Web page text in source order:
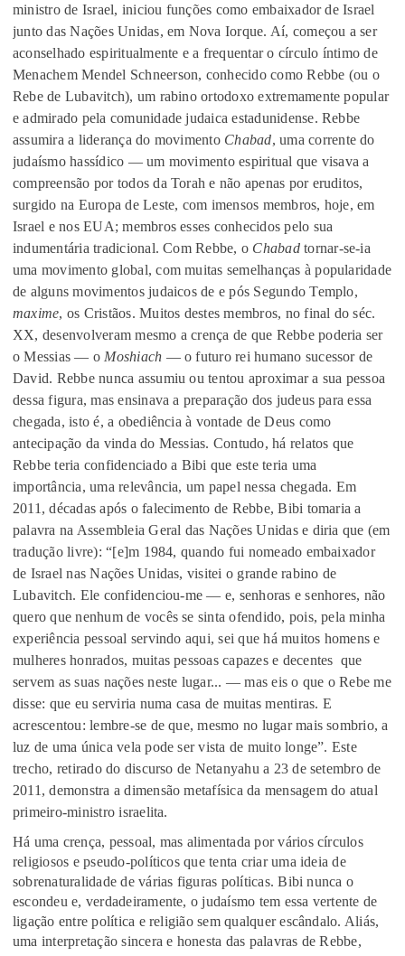
ministro de Israel, iniciou funções como embaixador de Israel
junto das Nações Unidas, em Nova Iorque. Aí, começou a ser
aconselhado espiritualmente e a frequentar o círculo íntimo de
Menachem Mendel Schneerson, conhecido como Rebbe (ou o
Rebe de Lubavitch), um rabino ortodoxo extremamente popular
e admirado pela comunidade judaica estadunidense. Rebbe
assumira a liderança do movimento Chabad, uma corrente do
judaísmo hassídico — um movimento espiritual que visava a
compreensão por todos da Torah e não apenas por eruditos,
surgido na Europa de Leste, com imensos membros, hoje, em
Israel e nos EUA; membros esses conhecidos pelo sua
indumentária tradicional. Com Rebbe, o Chabadtornar-se-ia
uma movimento global, com muitas semelhanças à popularidade
de alguns movimentos judaicos de e pós Segundo Templo,
maxime, os Cristãos. Muitos destes membros, no final do séc.
XX, desenvolveram mesmo a crença de que Rebbe poderia ser
o Messias — o Moshiach — o futuro rei humano sucessor de
David. Rebbe nunca assumiu ou tentou aproximar a sua pessoa
dessa figura, mas ensinava a preparação dos judeus para essa
chegada, isto é, a obediência à vontade de Deus como
antecipação da vinda do Messias. Contudo, há relatos que
Rebbe teria confidenciado a Bibi que este teria uma
importância, uma relevância, um papel nessa chegada. Em
2011, décadas após o falecimento de Rebbe, Bibi tomaria a
palavra na Assembleia Geral das Nações Unidas e diria que (em
tradução livre): “[e]m 1984, quando fui nomeado embaixador
de Israel nas Nações Unidas, visitei o grande rabino de
Lubavitch. Ele confidenciou-me — e, senhoras e senhores, não
quero que nenhum de vocês se sinta ofendido, pois, pela minha
experiência pessoal servindo aqui, sei que há muitos homens e
mulheres honrados, muitas pessoas capazes e decentes que
servem as suas nações neste lugar... — mas eis o que o Rebe me
disse: que eu serviria numa casa de muitas mentiras. E
acrescentou: lembre-se de que, mesmo no lugar mais sombrio, a
luz de uma única vela pode ser vista de muito longe”. Este
trecho, retirado do discurso de Netanyahu a 23 de setembro de
2011, demonstra a dimensão metafísica da mensagem do atual
primeiro-ministro israelita.
Há uma crença, pessoal, mas alimentada por vários círculos
religiosos e pseudo-políticos que tenta criar uma ideia de
sobrenaturalidade de várias figuras políticas. Bibi nunca o
escondeu e, verdadeiramente, o judaísmo tem essa vertente de
ligação entre política e religião sem qualquer escândalo. Aliás,
uma interpretação sincera e honesta das palavras de Rebbe,